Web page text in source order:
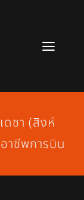
ชา (สิงห์
าชีพการบิน